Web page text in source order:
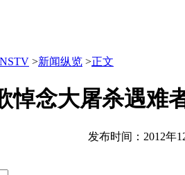
>新闻纵览 >正文
悼念大屠杀遇难
发布时间：2012年